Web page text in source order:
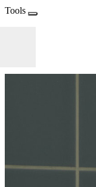
Tools